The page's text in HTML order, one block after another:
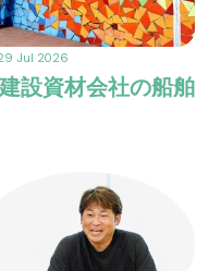
Jul 2026
設資材会社の船舶